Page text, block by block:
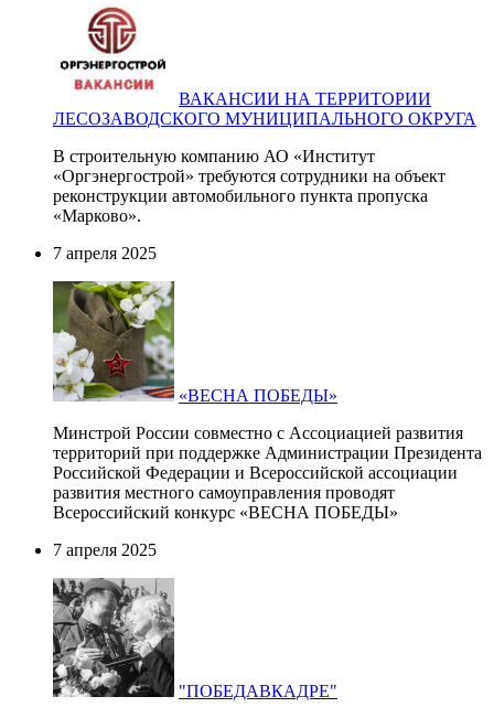
ВАКАНСИИ НА ТЕРРИТОРИИ
ЛЕСОЗАВОДСКОГО МУНИЦИПАЛЬНОГО ОКРУГА
В строительную компанию АО «Институт
«Оргэнергострой» требуются сотрудники на объект
реконструкции автомобильного пункта пропуска
«Марково».
7 апреля 2025
«ВЕСНА ПОБЕДЫ»
Минстрой России совместно с Ассоциацией развития
территорий при поддержке Администрации Президента
Российской Федерации и Всероссийской ассоциации
развития местного самоуправления проводят
Всероссийский конкурс «ВЕСНА ПОБЕДЫ»
7 апреля 2025
"ПОБЕДАВКАДРЕ"